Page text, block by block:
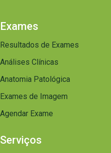
Exames
Resultados de Exames
Análises Clínicas
Anatomia Patológica
Exames de Imagem
Agendar Exame
Serviços